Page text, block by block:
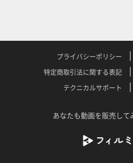
プライバシーポリシー
特定商取引法に関する表記
テクニカルサポート
あなたも動画を販売して